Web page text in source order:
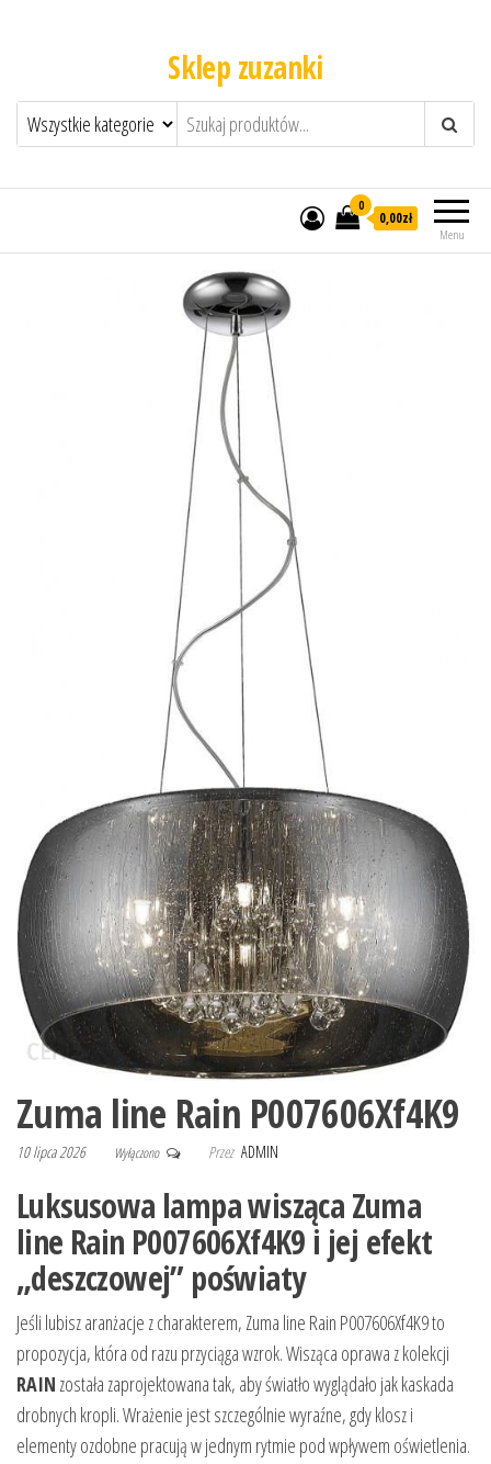
Sklep zuzanki
Menu
0
0,00zł
Zuma line Rain P007606Xf4K9
10 lipca 2026 Wyłączono Przez ADMIN
Luksusowa lampa wisząca Zuma
line Rain P007606Xf4K9 i jej efekt
„deszczowej” poświaty
Jeśli lubisz aranżacje z charakterem, Zuma line Rain P007606Xf4K9 to
propozycja, która od razu przyciąga wzrok. Wisząca oprawa z kolekcji
RAIN została zaprojektowana tak, aby światło wyglądało jak kaskada
drobnych kropli. Wrażenie jest szczególnie wyraźne, gdy klosz i
elementy ozdobne pracują w jednym rytmie pod wpływem oświetlenia.